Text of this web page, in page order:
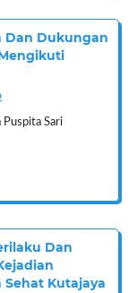
Dan Dukungan
Puspita Sari
Dan
Sehat Kutajaya